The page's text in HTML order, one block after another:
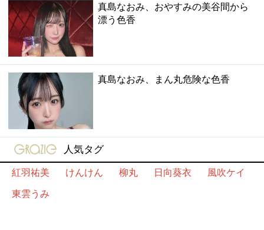
真島なおみ、おやすみの美谷間から
漂う色香
真島なおみ、まん丸危険な色香
gravure-grazie
人気タグ
紅羽祐美
けんけん 柳丸 日向葵衣
風吹ケイ
東雲うみ